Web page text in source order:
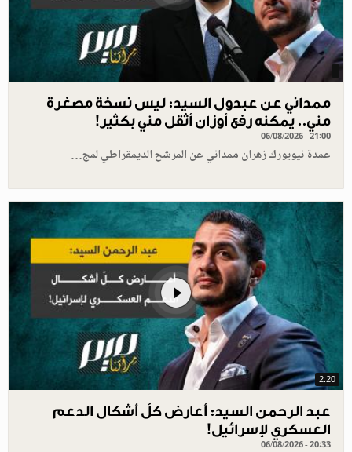
ممداني عن عبدول السيد: ليس نسخة مصغرة
مني.. يمكنه رفع أوزان أثقل مني بكثير!
06/08/2026 - 21:00
عمدة نيويورك زهران ممداني عن المرشح الديمقراطي لمج…
2.20
عبد الرحمن السيد: أعارض كلّ أشكال الدعم
العسكري لإسرائيل!
06/08/2026 - 20:33